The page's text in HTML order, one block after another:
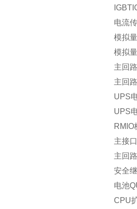
电流
模拟
模拟
主回
主回
UPS
UPS
RMIO
主接
主回
安全
电池
CPU